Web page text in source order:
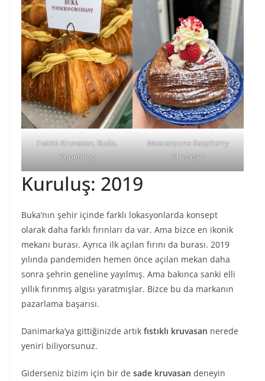
Fıstıklı Kruvasan, Buda,
Kopenhag
Mascarpone Raspberry
Kruvasan
Kuruluş: 2019
Buka’nın şehir içinde farklı lokasyonlarda konsept
olarak daha farklı fırınları da var. Ama bizce en ikonik
mekanı burası. Ayrıca ilk açılan fırını da burası. 2019
yılında pandemiden hemen önce açılan mekan daha
sonra şehrin geneline yayılmış. Ama bakınca sanki elli
yıllık fırınmış algısı yaratmışlar. Bizce bu da markanın
pazarlama başarısı.
Danimarka’ya gittiğinizde artık fıstıklı kruvasan nerede
yeniri biliyorsunuz.
Giderseniz bizim için bir de sade kruvasan deneyin